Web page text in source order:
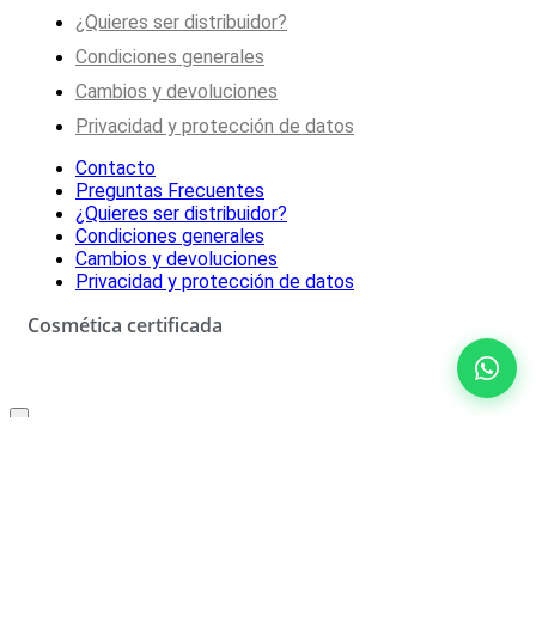
¿Quieres ser distribuidor?
Condiciones generales
Cambios y devoluciones
Privacidad y protección de datos
Contacto
Preguntas Frecuentes
¿Quieres ser distribuidor?
Condiciones generales
Cambios y devoluciones
Privacidad y protección de datos
Cosmética certificada